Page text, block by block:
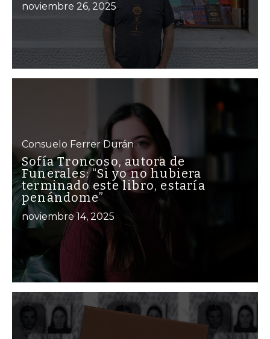
noviembre 26, 2025
Consuelo Ferrer Durán
Sofía Troncoso, autora de
Funerales: “Si yo no hubiera
terminado este libro, estaría
penándome”
noviembre 14, 2025